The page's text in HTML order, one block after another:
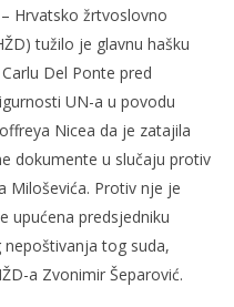
Hrvatsko žrtvoslovno
tužilo je glavnu hašku
Del Ponte pred
UN-a u povodu
Nicea da je zatajila
dokumente u slučaju protiv
Miloševića. Protiv nje je
upućena predsjedniku
nepoštivanja tog suda,
a Zvonimir Šeparović.